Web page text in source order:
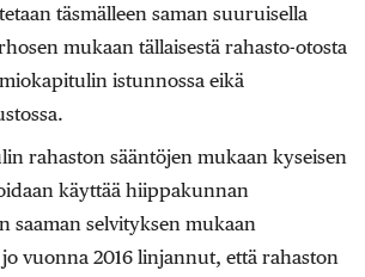
täsmälleen saman suuruisella
mukaan tällaisestä rahasto-otosta
istunnossa eikä
rahaston sääntöjen mukaan kyseisen
käyttää hiippakunnan
saaman selvityksen mukaan
vuonna 2016 linjannut, että rahaston